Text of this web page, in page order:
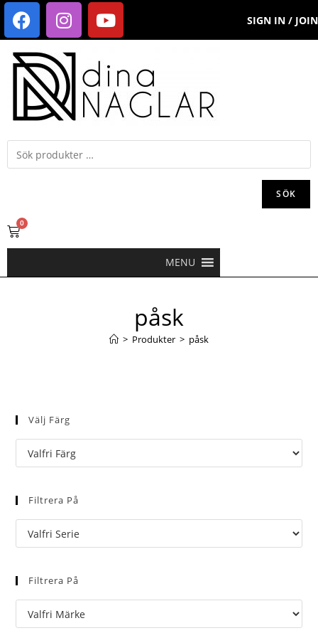
SIGN IN / JOIN
SÖK
0
MENU
påsk
> Produkter > påsk
Välj Färg
Filtrera På
Filtrera På